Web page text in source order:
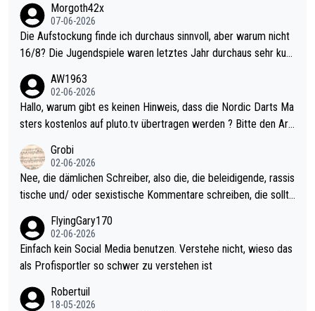
Morgoth42x
07-06-2026
Die Aufstockung finde ich durchaus sinnvoll, aber warum nicht
16/8? Die Jugendspiele waren letztes Jahr durchaus sehr kurz
Allerdings ist Mitchell Lawrie als Nummer 1 der Welt eh qualifi
ziert. Somit ändert die automatische Qualifikation des Weltmei
sters erstmal nichts. Ich denke sie wollen damit für nächstes J
ohl wenig WDF Turniere spielen. Dies war bei Archie Self letzt
es Jahr der Fall. Er musste als amtierender Weltmeister durch
den Qualifier und ich glaube kaum, dass Mitchel sich das (in Ve
gas) antun würde, wenn er doch eigentlich die PDC-WM als Zi
el hat.
AW1963
02-06-2026
Hallo, warum gibt es keinen Hinweis, dass die Nordic Darts Ma
sters kostenlos auf pluto.tv übertragen werden ? Bitte den Arti
Grobi
02-06-2026
Nee, die dämlichen Schreiber, also die, die beleidigende, rassis
tische und/ oder sexistische Kommentare schreiben, die sollte
s Leben in den Griff kriegen. Nur eins wundert mich: Luke Little
r war doch neulich erst derjenige, der über Social Media GvV p
rovoziert hat. Und Littlers Mutter schießt öfters mal gegen Ric
FlyingGary170
02-06-2026
Einfach kein Social Media benutzen. Verstehe nicht, wieso das
als Profisportler so schwer zu verstehen ist
Robertuil
18-05-2026